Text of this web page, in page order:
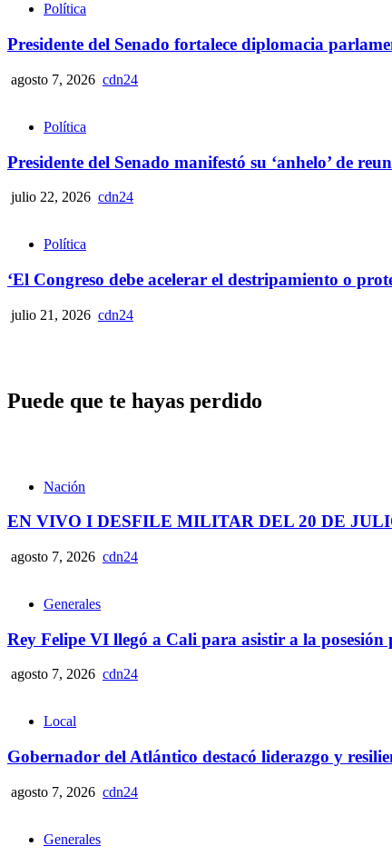
Política
Presidente del Senado fortalece diplomacia
agosto 7, 2026 cdn24
Política
Presidente del Senado manifestó su ‘anhelo’ de
julio 22, 2026 cdn24
Política
‘El Congreso debe acelerar el destripamiento o
julio 21, 2026 cdn24
Puede que te hayas perdido
Nación
EN VIVO I DESFILE MILITAR DEL 20 DE
agosto 7, 2026 cdn24
Generales
Rey Felipe VI llegó a Cali para asistir a la
agosto 7, 2026 cdn24
Local
Gobernador del Atlántico destacó liderazgo y
agosto 7, 2026 cdn24
Generales